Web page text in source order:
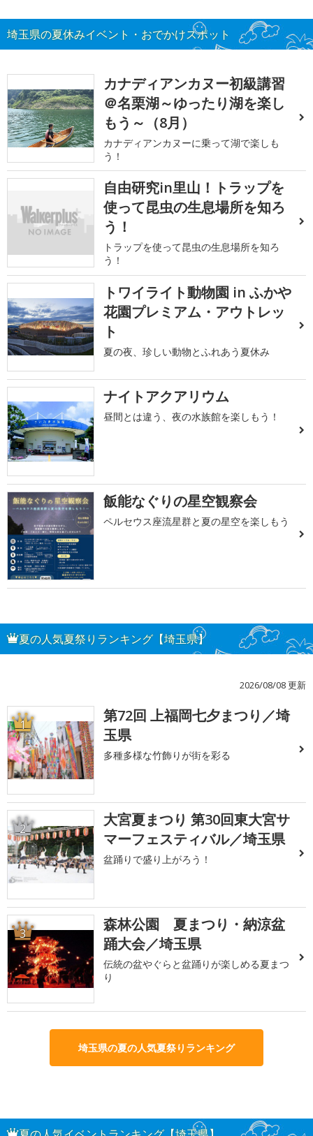
埼玉県の夏休みイベント・おでかけスポット
カナディアンカヌー初級講習
＠名栗湖～ゆったり湖を楽し
もう～（8月）
カナディアンカヌーに乗って湖で楽しも
う！
自由研究in里山！トラップを
使って昆虫の生息場所を知ろ
う！
トラップを使って昆虫の生息場所を知ろ
う！
トワイライト動物園 in ふかや
花園プレミアム・アウトレッ
ト
夏の夜、珍しい動物とふれあう夏休み
ナイトアクアリウム
昼間とは違う、夜の水族館を楽しもう！
飯能なぐりの星空観察会
ペルセウス座流星群と夏の星空を楽しもう
夏の人気夏祭りランキング【埼玉県】
2026/08/08 更新
1
第72回 上福岡七夕まつり／埼
玉県
多種多様な竹飾りが街を彩る
2
大宮夏まつり 第30回東大宮サ
マーフェスティバル／埼玉県
盆踊りで盛り上がろう！
3
森林公園 夏まつり・納涼盆
踊大会／埼玉県
伝統の盆やぐらと盆踊りが楽しめる夏まつ
り
埼玉県の夏の人気夏祭りランキング